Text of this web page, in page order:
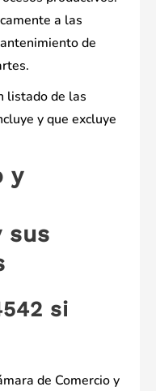
a las
de
listado de las
y que excluye
y
sus
si
de Comercio y